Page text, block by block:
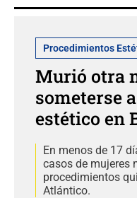
Procedimientos
Murió otra
someterse
estético en
En menos de 17
casos de mujeres
procedimientos
Atlántico.